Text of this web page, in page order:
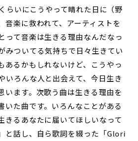
らいにこうやって晴れた日に（野
音楽に救われて、アーティストを
って音楽は生きる理由なんだなっ
みついてる気持ちで日々生きてい
あるかもしれないけど、こうやっ
いろんな人と出会えて、今日生き
います。次歌う曲は生きる理由を
いた曲です。いろんなことがある
きるあなたに届いてほしいなって
と話し、自ら歌詞を綴った「Glori